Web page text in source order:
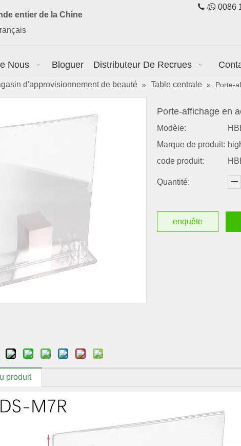
entier de la Chine
 / 0086
Nous Bloguer Distributeur De Recrues
d'approvisionnement de beauté » Table centrale » Porte-
Porte-affichage en
Modèle:
Marque de produit:
code produit:
Quantité:
enquête
produit